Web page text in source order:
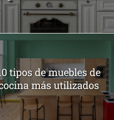
tipos de muebles de
más utilizados